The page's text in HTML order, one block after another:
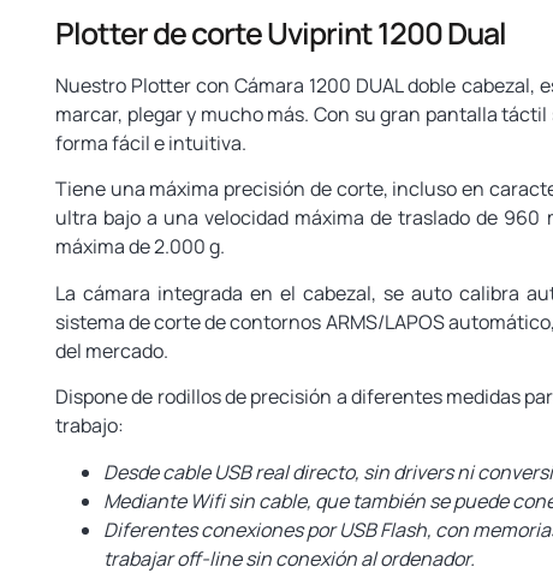
Plotter de corte Uviprint 1200 Dual
Nuestro Plotter con Cámara 1200 DUAL doble
marcar, plegar y mucho más. Con su gran pantalla
forma fácil e intuitiva.
Tiene una máxima precisión de corte, incluso en
ultra bajo a una velocidad máxima de traslado de
máxima de 2.000 g.
La cámara integrada en el cabezal, se auto calibra
sistema de corte de contornos ARMS/LAPOS
del mercado.
Dispone de rodillos de precisión a diferentes medidas
trabajo:
Desde cable USB real directo, sin drivers ni
Mediante Wifi sin cable, que también se puede
Diferentes conexiones por USB Flash, con
trabajar off-line sin conexión al ordenador.